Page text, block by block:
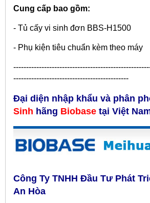
Cung cấp bao gồm:
- Tủ cấy vi sinh đơn BBS-H1500
- Phụ kiện tiêu chuẩn kèm theo máy
---------------------------------------------
Đại diện nhập khẩu và phân
Sinh hãng Biobase tại Việt
Công Ty TNHH Đầu Tư Phát
An Hòa